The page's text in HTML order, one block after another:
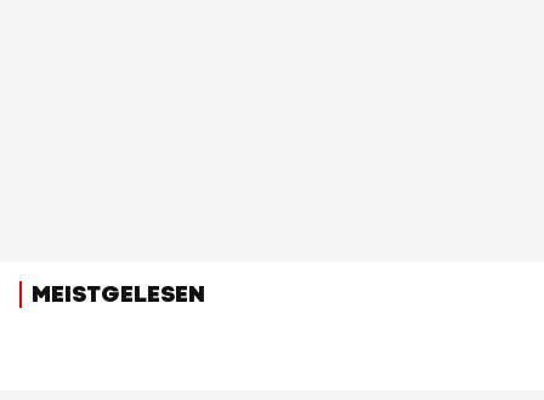
MEISTGELESEN